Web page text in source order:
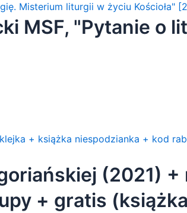
MSF, "Pytanie
(2021)
+ gratis